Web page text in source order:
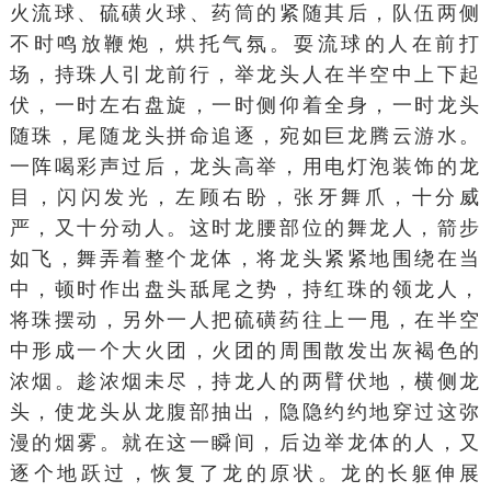
火流球、硫磺火球、药筒的紧随其后，队伍两侧
不时鸣放鞭炮，烘托气氛。耍流球的人在前打
场，持珠人引龙前行，举龙头人在半空中上下起
伏，一时左右盘旋，一时侧仰着全身，一时龙头
随珠，尾随龙头拼命追逐，宛如巨龙腾云游水。
一阵喝彩声过后，龙头高举，用电灯泡装饰的龙
目，闪闪发光，左顾右盼，张牙舞爪，十分威
严，又十分动人。这时龙腰部位的舞龙人，箭步
如飞，舞弄着整个龙体，将龙头紧紧地围绕在当
中，顿时作出盘头舐尾之势，持红珠的领龙人，
将珠摆动，另外一人把硫磺药往上一甩，在半空
中形成一个大火团，火团的周围散发出灰褐色的
浓烟。趁浓烟未尽，持龙人的两臂伏地，横侧龙
头，使龙头从龙腹部抽出，隐隐约约地穿过这弥
漫的烟雾。就在这一瞬间，后边举龙体的人，又
逐个地跃过，恢复了龙的原状。龙的长躯伸展